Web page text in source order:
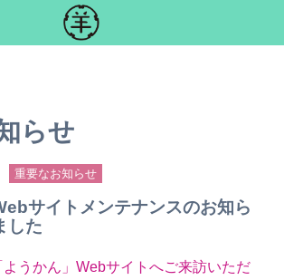
らせ
重要なお知らせ
サイトメンテナンスのお知ら
した
うかん」Webサイトへご来訪いただ